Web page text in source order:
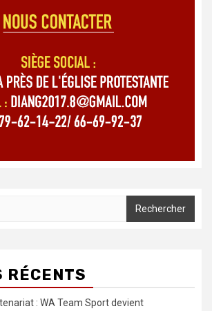
RÉCENTS
: WA Team Sport devient